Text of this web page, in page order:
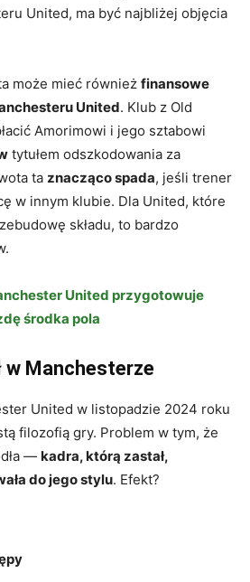
United, ma być najbliżej objęcia
może mieć również finansowe
United. Klub z Old
Amorimowi i jego sztabowi
tytułem odszkodowania za
ta znacząco spada, jeśli trener
w innym klubie. Dla United, które
składu, to bardzo
United przygotowuje
środka pola
w Manchesterze
United w listopadzie 2024 roku
filozofią gry. Problem w tym, że
— kadra, którą zastał,
do jego stylu. Efekt?